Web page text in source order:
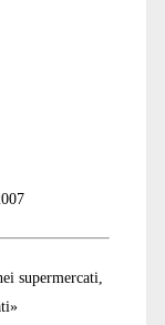
supermercati,